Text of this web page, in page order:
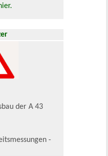
der A 43
-